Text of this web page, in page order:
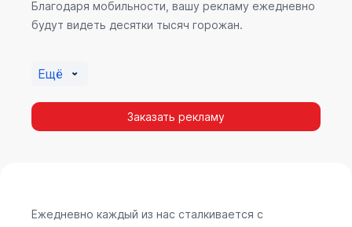
Благодаря мобильности, вашу рекламу ежедневно
будут видеть десятки тысяч горожан.
Ещё
Заказать рекламу
Ежедневно каждый из нас сталкивается с